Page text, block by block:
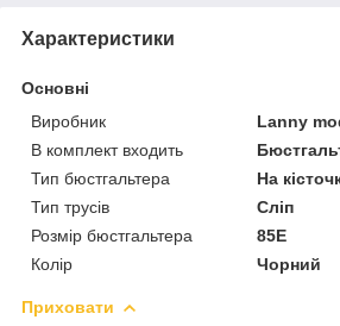
Характеристики
Основні
Виробник
Lanny
В комплект входить
Тип бюстгальтера
На
Тип трусів
Сліп
Розмір бюстгальтера
85E
Колір
Чорний
Приховати